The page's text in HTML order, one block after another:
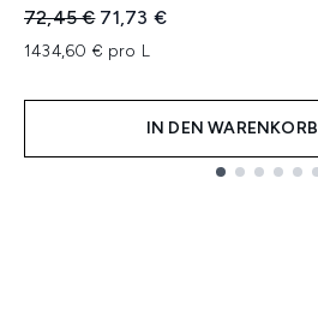
Unverbindliche Preisempfehlung:
72,45 € Aktueller Preis:
71,73 €
1434,60 € pro L
IN DEN WARENKORB